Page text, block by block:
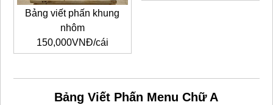
Bảng viết phấn khung
nhôm
150,000VNĐ/cái
Bảng Viết Phấn Menu Chữ A